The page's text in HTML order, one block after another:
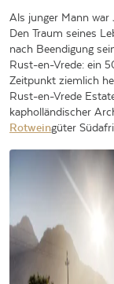
Als junger Mann war
Den Traum seines
nach Beendigung
Rust-en-Vrede: ein
Zeitpunkt ziemlich
Rust-en-Vrede
kapholländischer
Rotweingüter